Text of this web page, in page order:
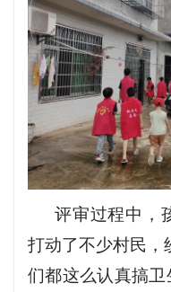
评审过程中，
打动了不少村民，
们都这么认真搞